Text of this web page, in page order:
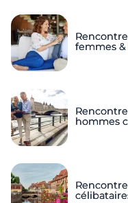
femmes
hommes